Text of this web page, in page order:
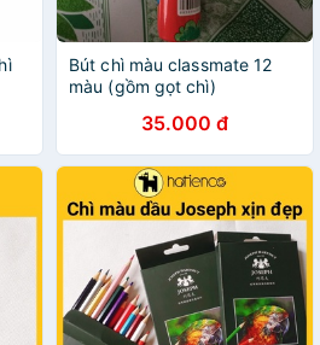
Bút chì màu classmate 12
màu (gồm gọt chì)
35.000 đ